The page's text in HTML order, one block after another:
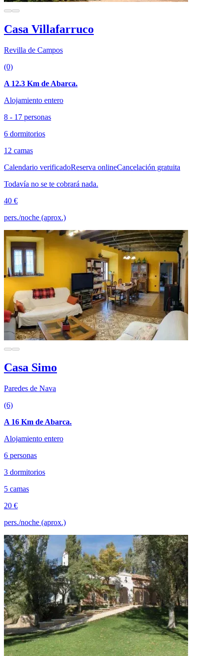
Casa Villafarruco
Revilla de Campos
(0)
A 12.3 Km de Abarca.
Alojamiento entero
8 - 17 personas
6 dormitorios
12 camas
Calendario verificadoReserva onlineCancelación gratuita
Todavía no se te cobrará nada.
40 €
pers./noche (aprox.)
Casa Simo
Paredes de Nava
(6)
A 16 Km de Abarca.
Alojamiento entero
6 personas
3 dormitorios
5 camas
20 €
pers./noche (aprox.)